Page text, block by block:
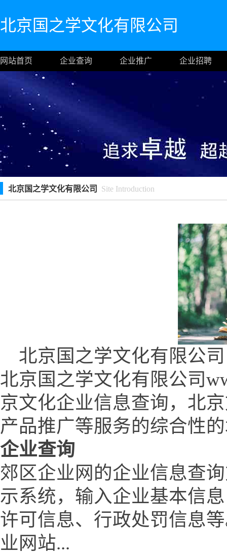
北京国之学文化有限公司
网站首页 企业查询 企业推广 企业招聘
北京国之学文化有限公司 Site Introduction
北京国之学文化有限公司
北京国之学文化有限公司
京文化企业信息查询，北
产品推广等服务的综合性
企业查询
郊区企业网的企业信息查
示系统，输入企业基本信
许可信息、行政处罚信息
业网站...